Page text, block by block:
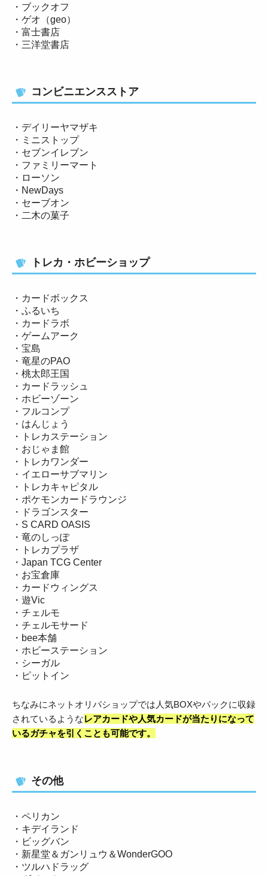
・ブックオフ
・ゲオ（geo）
・富士書店
・三洋堂書店
コンビニエンスストア
・デイリーヤマザキ
・ミニストップ
・セブンイレブン
・ファミリーマート
・ローソン
・NewDays
・セーブオン
・二木の菓子
トレカ・ホビーショップ
・カードボックス
・ふるいち
・カードラボ
・ゲームアーク
・宝島
・竜星のPAO
・桃太郎王国
・カードラッシュ
・ホビーゾーン
・フルコンプ
・はんじょう
・トレカステーション
・おじゃま館
・トレカワンダー
・イエローサブマリン
・トレカキャピタル
・ポケモンカードラウンジ
・ドラゴンスター
・S CARD OASIS
・竜のしっぽ
・トレカプラザ
・Japan TCG Center
・お宝倉庫
・カードウィングス
・遊Vic
・チェルモ
・チェルモサード
・bee本舗
・ホビーステーション
・シーガル
・ピットイン
ちなみにネットオリパショップでは人気BOXやパックに収録
されているようなレアカードや人気カードが当たりになって
いるガチャを引くことも可能です。
その他
・ペリカン
・キデイランド
・ビッグバン
・新星堂＆ガンリュウ＆WonderGOO
・ツルハドラッグ